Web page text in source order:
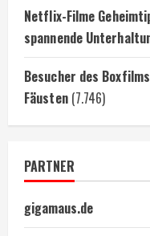
Netflix-Filme
spannende
Besucher des
Fäusten (7.746)
PARTNER
gigamaus.de